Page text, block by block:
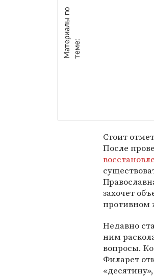
М
а
т е
р
и
а
л
ы
п
о
т
е
м
е :
Стоит
После
захочет
противном
Недавно
ним
вопросы.
Филарет